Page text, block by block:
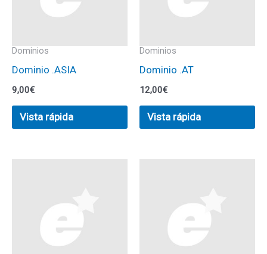
Dominios
Dominio .ASIA
9,00€
Vista rápida
Dominios
Dominio .AT
12,00€
Vista rápida